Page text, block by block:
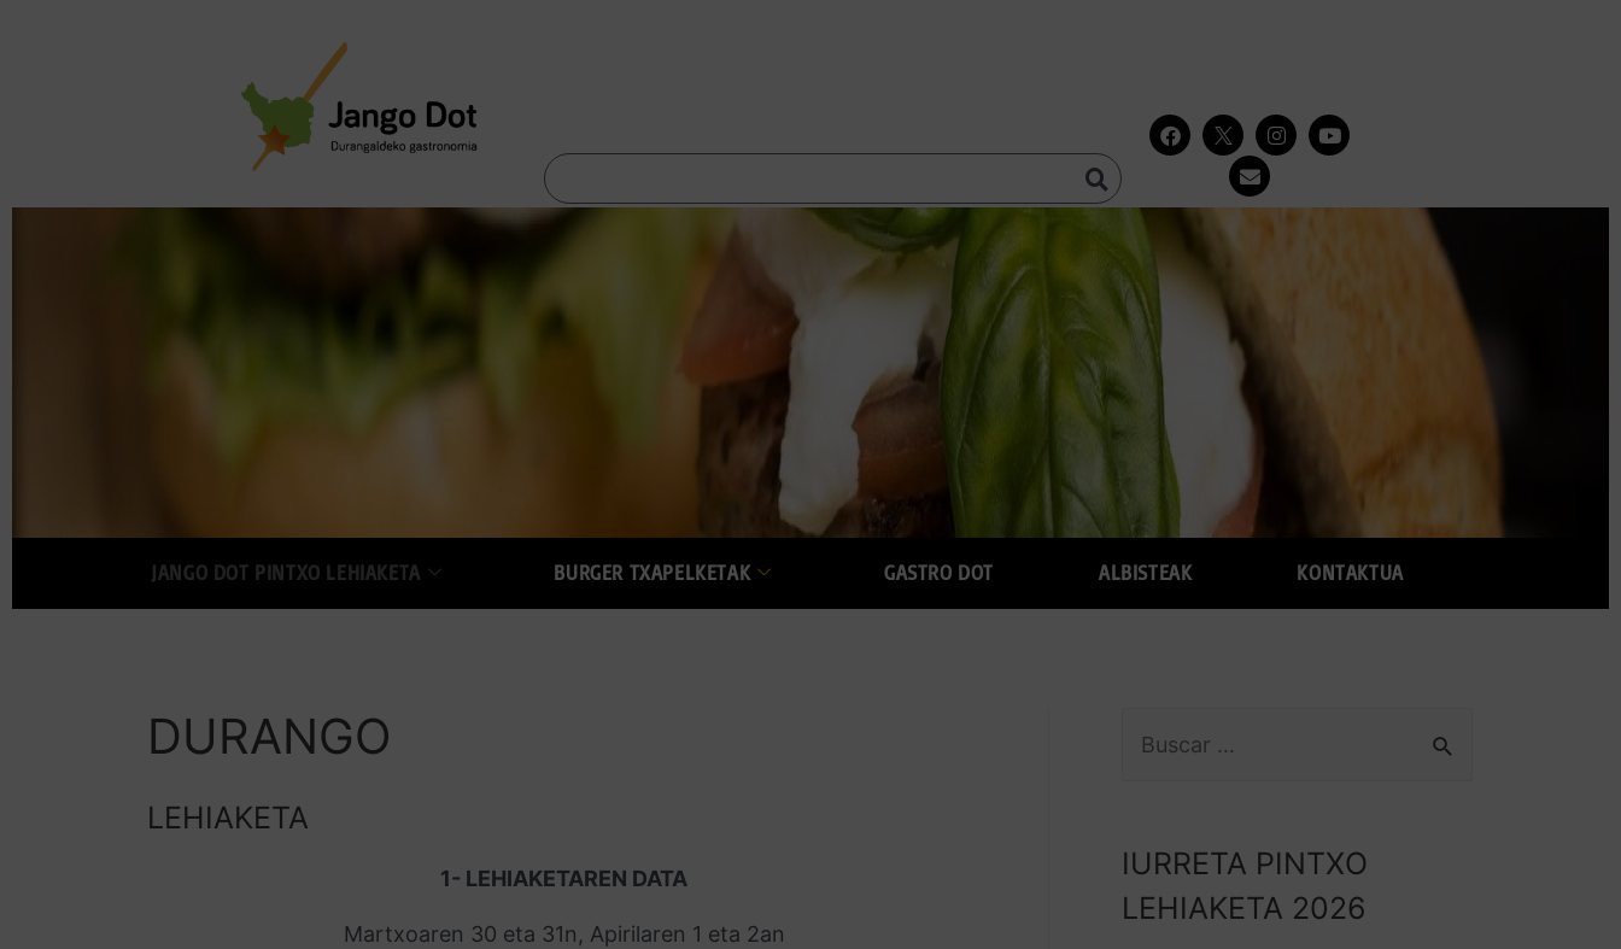
JANGO DOT PINTXO LEHIAKETA BURGER TXAPELKETAK GASTRO DOT ALBISTEAK KONTAKTUA
DURANGO
LEHIAKETA
1- LEHIAKETAREN DATA
Martxoaren 30 eta 31n, Apirilaren 1 eta 2an
IURRETA PINTXO
LEHIAKETA 2026